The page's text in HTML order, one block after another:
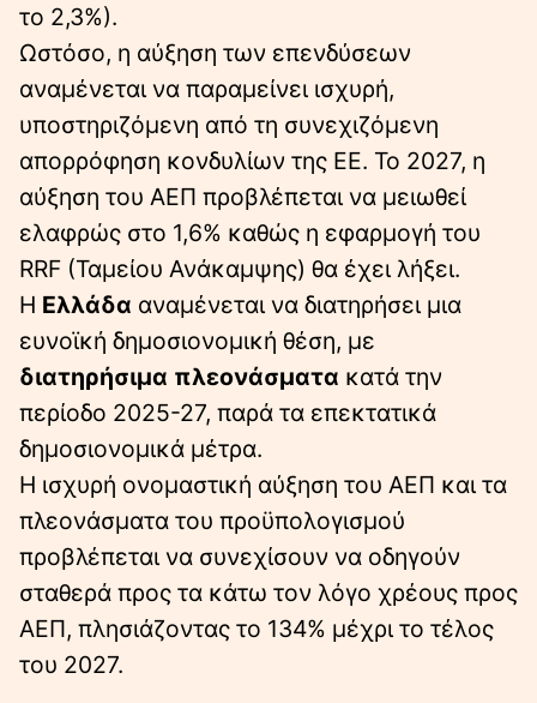
το 2,3%).
Ωστόσο, η αύξηση των επενδύσεων
αναμένεται να παραμείνει ισχυρή,
υποστηριζόμενη από τη συνεχιζόμενη
απορρόφηση κονδυλίων της ΕΕ. Το 2027, η
αύξηση του ΑΕΠ προβλέπεται να μειωθεί
ελαφρώς στο 1,6% καθώς η εφαρμογή του
RRF (Ταμείου Ανάκαμψης) θα έχει λήξει.
Η Ελλάδα αναμένεται να διατηρήσει μια
ευνοϊκή δημοσιονομική θέση, με
διατηρήσιμα πλεονάσματα κατά την
περίοδο 2025-27, παρά τα επεκτατικά
δημοσιονομικά μέτρα.
Η ισχυρή ονομαστική αύξηση του ΑΕΠ και τα
πλεονάσματα του προϋπολογισμού
προβλέπεται να συνεχίσουν να οδηγούν
σταθερά προς τα κάτω τον λόγο χρέους προς
ΑΕΠ, πλησιάζοντας το 134% μέχρι το τέλος
του 2027.